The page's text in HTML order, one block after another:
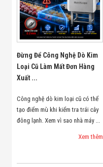
Đừng Để Công Nghệ Dò Kim
Loại Cũ Làm Mất Đơn Hàng
Xuất ...
Công nghệ dò kim loại cũ có thể
tạo điểm mù khi kiểm tra trái cây
đông lạnh. Xem vì sao nhà máy ...
Xem thêm